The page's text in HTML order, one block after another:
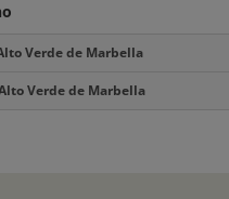
Verde de Marbella
Verde de Marbella